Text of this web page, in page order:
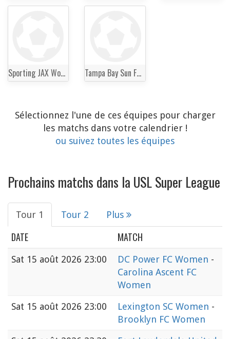
Sporting JAX Women Tampa Bay Sun FC Women
Sélectionnez l'une de ces équipes pour charger
les matchs dans votre calendrier !
ou suivez toutes les équipes
Prochains matchs dans la USL Super League
Tour 1 Tour 2 Plus
DATE MATCH
Sat 15 août 2026 23:00 DC Power FC Women -
Carolina Ascent FC
Women
Sat 15 août 2026 23:00 Lexington SC Women -
Brooklyn FC Women